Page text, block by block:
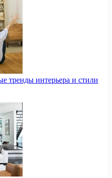
тренды интерьера и стили